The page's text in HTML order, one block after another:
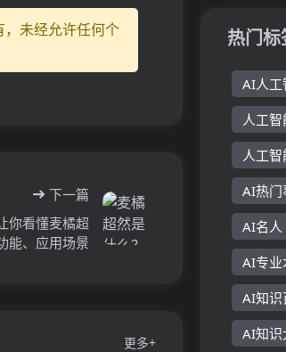
，未经允许任何个
下一篇
你看懂麦橘超
能、应用场景
更多+
热门标
AI人工
人工
人工智
AI热门
AI名人
AI专业
AI知识
AI知识